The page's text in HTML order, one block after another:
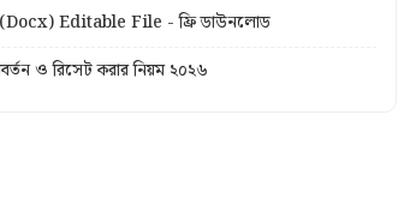
Editable File - ফ্রি ডাউনলোড
ও রিসেট করার নিয়ম ২০২৬